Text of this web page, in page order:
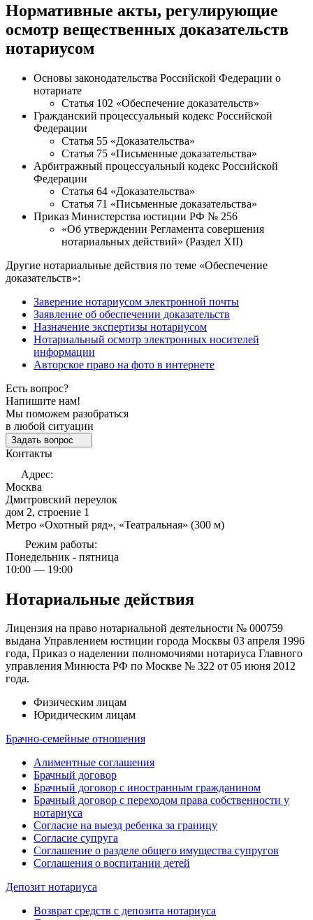
Нормативные акты, регулирующие
осмотр вещественных доказательств
нотариусом
Основы законодательства Российской Федерации о
нотариате
Статья 102 «Обеспечение доказательств»
Гражданский процессуальный кодекс Российской
Федерации
Статья 55 «Доказательства»
Статья 75 «Письменные доказательства»
Арбитражный процессуальный кодекс Российской
Федерации
Статья 64 «Доказательства»
Статья 71 «Письменные доказательства»
Приказ Министерства юстиции РФ № 256
«Об утверждении Регламента совершения
нотариальных действий» (Раздел XII)
Другие нотариальные действия по теме «Обеспечение
доказательств»:
Заверение нотариусом электронной почты
Заявление об обеспечении доказательств
Назначение экспертизы нотариусом
Нотариальный осмотр электронных носителей
информации
Авторское право на фото в интернете
Есть вопрос?
Напишите нам!
Мы поможем разобраться
в любой ситуации
Задать вопрос
Контакты
Адрес:
Москва
Дмитровский переулок
дом 2, строение 1
Метро «Охотный ряд», «Театральная» (300 м)
Режим работы:
Понедельник - пятница
10:00 — 19:00
Нотариальные действия
Лицензия на право нотариальной деятельности № 000759
выдана Управлением юстиции города Москвы 03 апреля 1996
года, Приказ о наделении полномочиями нотариуса Главного
управления Минюста РФ по Москве № 322 от 05 июня 2012
года.
Физическим лицам
Юридическим лицам
Брачно-семейные отношения
Алиментные соглашения
Брачный договор
Брачный договор с иностранным гражданином
Брачный договор с переходом права собственности у
нотариуса
Согласие на выезд ребенка за границу
Согласие супруга
Соглашение о разделе общего имущества супругов
Соглашения о воспитании детей
Депозит нотариуса
Возврат средств с депозита нотариуса